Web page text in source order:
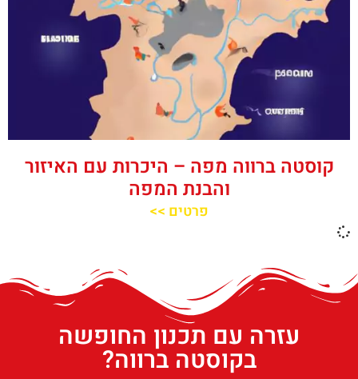
קוסטה ברווה מפה – היכרות עם האיזור
והבנת המפה
פרטים >>
עזרה עם תכנון החופשה
בקוסטה ברווה?